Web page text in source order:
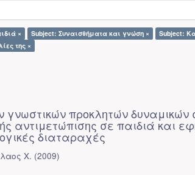
× Subject: Συναισθήματα και γνώση ×
Subject:
της ×
γνωστικών προκλητών δυναμικών
αντιμετώπισης σε παιδιά και
διαταραχές
Χ. (2009)